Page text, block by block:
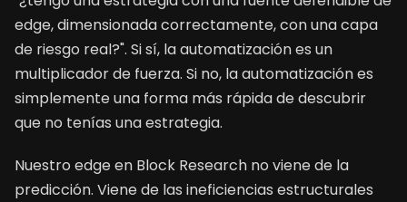
edge, dimensionada correctamente, con una capa
de riesgo real?". Si sí, la automatización es un
multiplicador de fuerza. Si no, la automatización es
simplemente una forma más rápida de descubrir
que no tenías una estrategia.
Nuestro edge en Block Research no viene de la
predicción. Viene de las ineficiencias estructurales